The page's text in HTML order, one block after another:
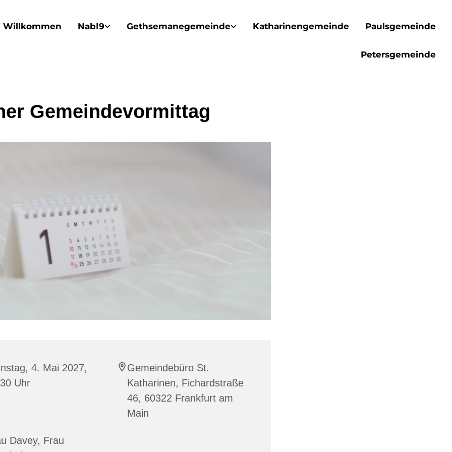
Willkommen NabI9 Gethsemanegemeinde Katharinengemeinde Paulsgemeinde
Petersgemeinde
Gemeindevormittag
4. Mai 2027,
Uhr
Gemeindebüro St.
Katharinen, Fichardstraße
46, 60322 Frankfurt am
Main
Davey, Frau